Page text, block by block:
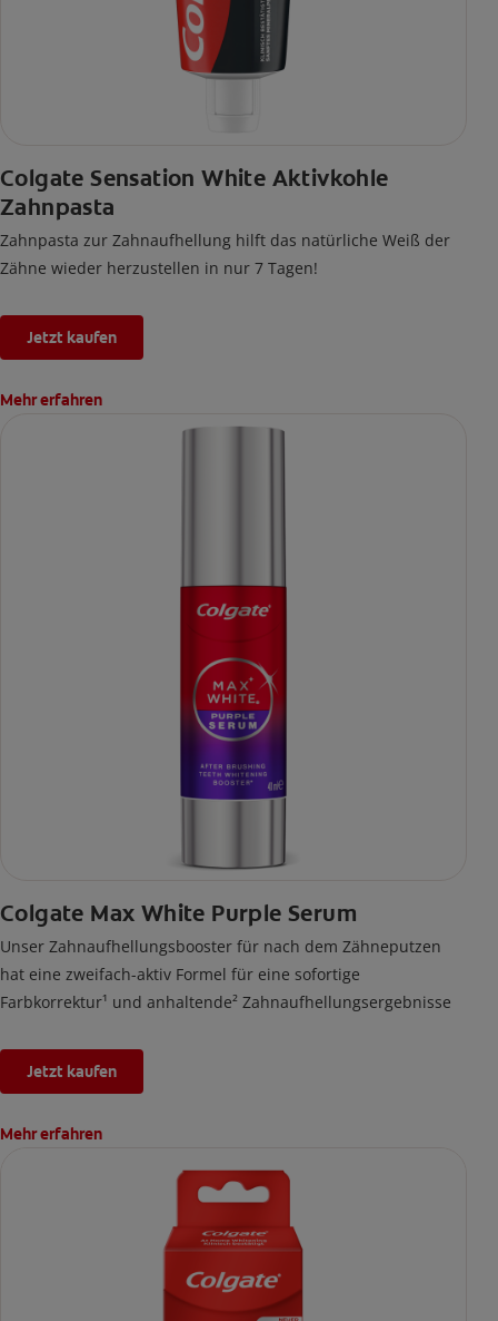
Colgate Sensation White Aktivkohle
Zahnpasta
Zahnpasta zur Zahnaufhellung hilft das natürliche Weiß der
Zähne wieder herzustellen in nur 7 Tagen!
Jetzt kaufen
Mehr erfahren
Colgate Max White Purple Serum
Unser Zahnaufhellungsbooster für nach dem Zähneputzen
hat eine zweifach-aktiv Formel für eine sofortige
Farbkorrektur¹ und anhaltende² Zahnaufhellungsergebnisse
Jetzt kaufen
Mehr erfahren